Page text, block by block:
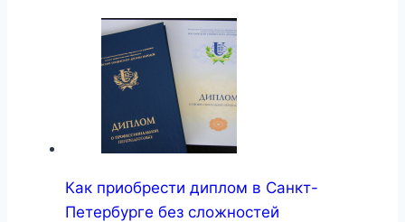
Как приобрести диплом в Санкт-
Петербурге без сложностей